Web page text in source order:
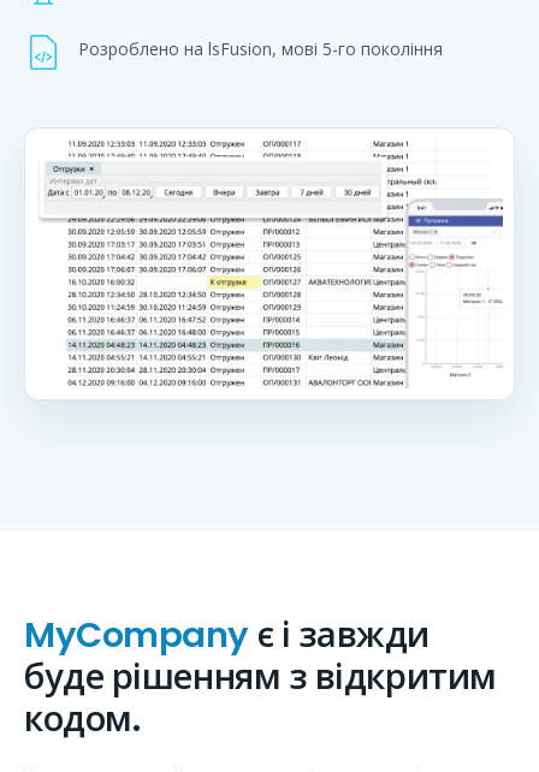
Розроблено на lsFusion, мові 5-го покоління
MyCompanyє і завжди
буде рішенням з відкритим
кодом.